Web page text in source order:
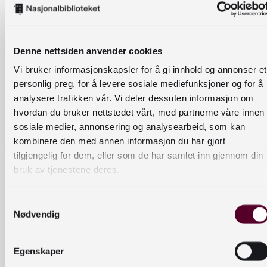
Denne nettsiden anvender cookies
Vi bruker informasjonskapsler for å gi innhold og annonser et
personlig preg, for å levere sosiale mediefunksjoner og for å
analysere trafikken vår. Vi deler dessuten informasjon om
hvordan du bruker nettstedet vårt, med partnerne våre innen
sosiale medier, annonsering og analysearbeid, som kan
kombinere den med annen informasjon du har gjort
tilgjengelig for dem, eller som de har samlet inn gjennom din
bruk av tjenestene deres.
Nødvendig
Egenskaper
Bibliotekarar i New York jobbar med stor risiko for
såkalla aktive skytar-hendingar (active-shooter).
sørge for fleire moglegheiter for tilgang. I ein
alvorleg situasjon gjer dette det enklare å forlate
området. Fleire moglegheiter for tilgang gir ei
meir fleksibel planløysing som kan virke positivt;
det gir større moglegheiter for utforsking, noko
som er meir spanande for besøkande.
Logging og kartlegging
forhold til biblioteket si planløysing. Over tid kan
slike kart gi svar på kvar ein kan sette inn fysiske
grep for å førebygge alvorlege hendingar.